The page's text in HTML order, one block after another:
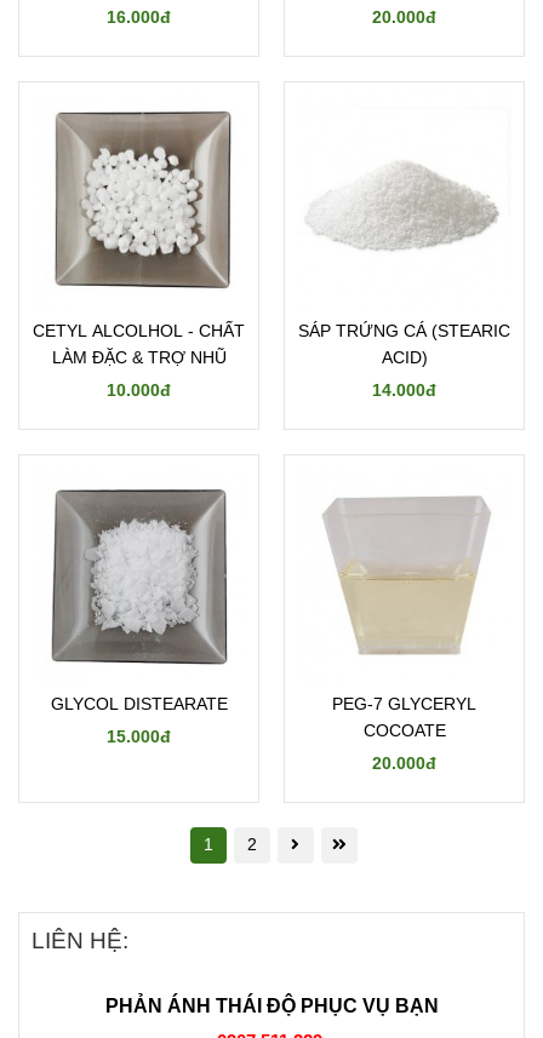
16.000đ
20.000đ
CETYL ALCOLHOL - CHẤT
LÀM ĐẶC & TRỢ NHŨ
10.000đ
SÁP TRỨNG CÁ (STEARIC
ACID)
14.000đ
GLYCOL DISTEARATE
15.000đ
PEG-7 GLYCERYL
COCOATE
20.000đ
1 2
LIÊN HỆ:
PHẢN ÁNH THÁI ĐỘ PHỤC VỤ BẠN